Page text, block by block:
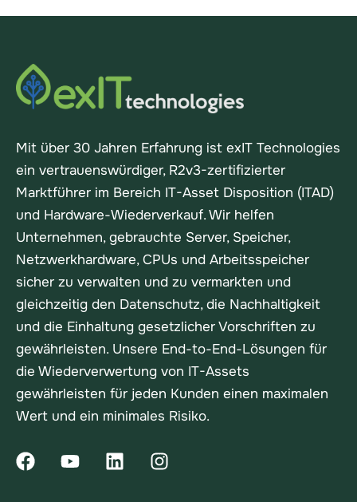
Mit über 30 Jahren Erfahrung ist exIT Technologies
ein vertrauenswürdiger, R2v3-zertifizierter
Marktführer im Bereich IT-Asset Disposition (ITAD)
und Hardware-Wiederverkauf. Wir helfen
Unternehmen, gebrauchte Server, Speicher,
Netzwerkhardware, CPUs und Arbeitsspeicher
sicher zu verwalten und zu vermarkten und
gleichzeitig den Datenschutz, die Nachhaltigkeit
und die Einhaltung gesetzlicher Vorschriften zu
gewährleisten. Unsere End-to-End-Lösungen für
die Wiederverwertung von IT-Assets
gewährleisten für jeden Kunden einen maximalen
Wert und ein minimales Risiko.